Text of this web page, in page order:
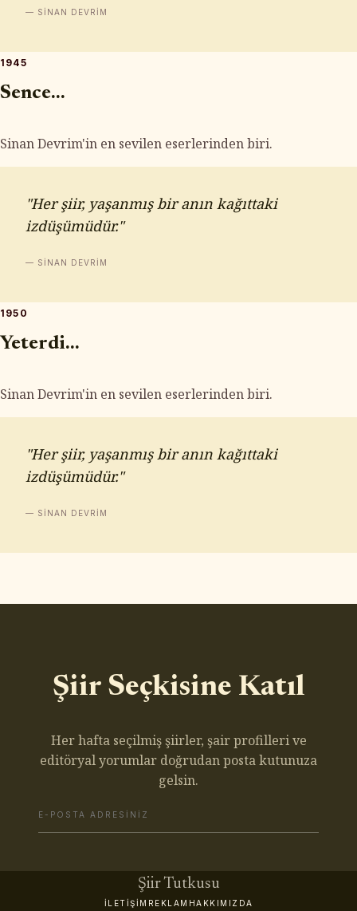
— SINAN DEVRIM
1945
Sence...
Sinan Devrim'in en sevilen eserlerinden biri.
"Her şiir, yaşanmış bir anın kağıttaki
izdüşümüdür."
— SINAN DEVRIM
1950
Yeterdi...
Sinan Devrim'in en sevilen eserlerinden biri.
"Her şiir, yaşanmış bir anın kağıttaki
izdüşümüdür."
— SINAN DEVRIM
Şiir Seçkisine Katıl
Her hafta seçilmiş şiirler, şair profilleri ve
editöryal yorumlar doğrudan posta kutunuza
gelsin.
Şiir Tutkusu
İLETIŞIM REKLAM HAKKIMIZDA